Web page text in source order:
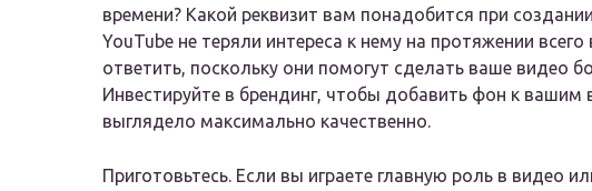
времени? Какой реквизит вам понадобится при
YouTube не теряли интереса к нему на протяжении
ответить, поскольку они помогут сделать ваше видео
Инвестируйте в брендинг, чтобы добавить фон к
выглядело максимально качественно.
Приготовьтесь. Если вы играете главную роль в видео